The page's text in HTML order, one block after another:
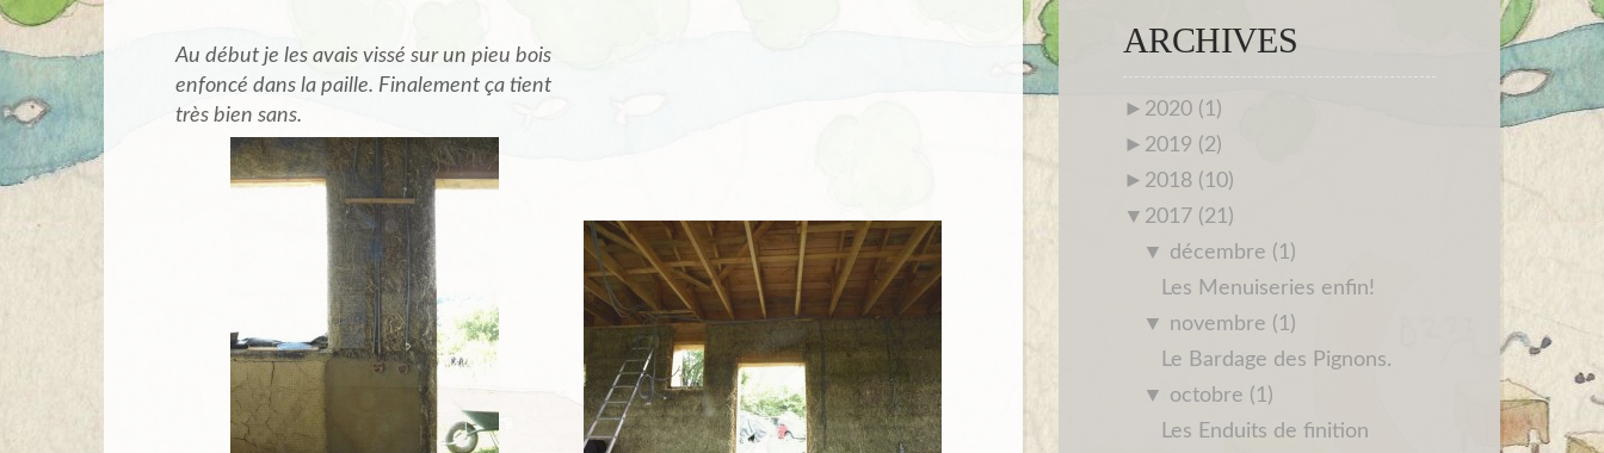
Au début je les avais vissé sur un pieu bois
enfoncé dans la paille. Finalement ça tient
très bien sans.
ARCHIVES
► 2020 (1)
► 2019 (2)
► 2018 (10)
▼ 2017 (21)
▼ décembre (1)
Les Menuiseries enfin!
▼ novembre (1)
Le Bardage des Pignons.
▼ octobre (1)
Les Enduits de finition